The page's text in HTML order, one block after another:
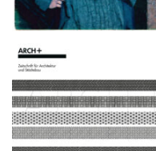
ARCH+ Nr. 226, Herbst
2016